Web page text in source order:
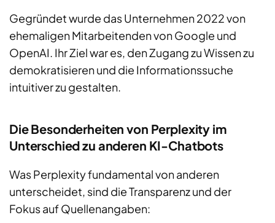
Gegründet wurde das Unternehmen 2022 von
ehemaligen Mitarbeitenden von Google und
OpenAI. Ihr Ziel war es, den Zugang zu Wissen zu
demokratisieren und die Informationssuche
intuitiver zu gestalten.
Die Besonderheiten von Perplexity im
Unterschied zu anderen KI-Chatbots
Was Perplexity fundamental von anderen
unterscheidet, sind die Transparenz und der
Fokus auf Quellenangaben: